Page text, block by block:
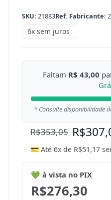
SKU: 21883Ref. Fabricante:
6x sem juros
Faltam R$ 43,00
* Consulte disponibilidade
R$353,05 R$
💳 Até 6x de R$51,17
💚 à vista no PIX
R$276,30